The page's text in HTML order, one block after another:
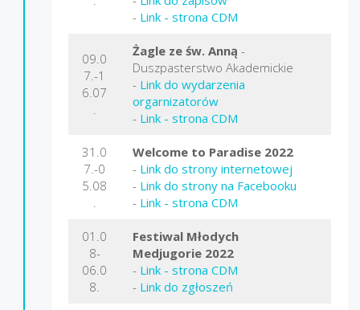
- Link - strona CDM
09.0
7.-1
6.07
Żagle ze św. Anną -
Duszpasterstwo Akademickie
- Link do wydarzenia
orgarnizatorów
- Link - strona CDM
31.0
7.-0
5.08
Welcome to Paradise 2022
- Link do strony internetowej
- Link do strony na Facebooku
- Link - strona CDM
01.0
8-
06.0
8.
Festiwal Młodych
Medjugorie 2022
- Link - strona CDM
- Link do zgłoszeń